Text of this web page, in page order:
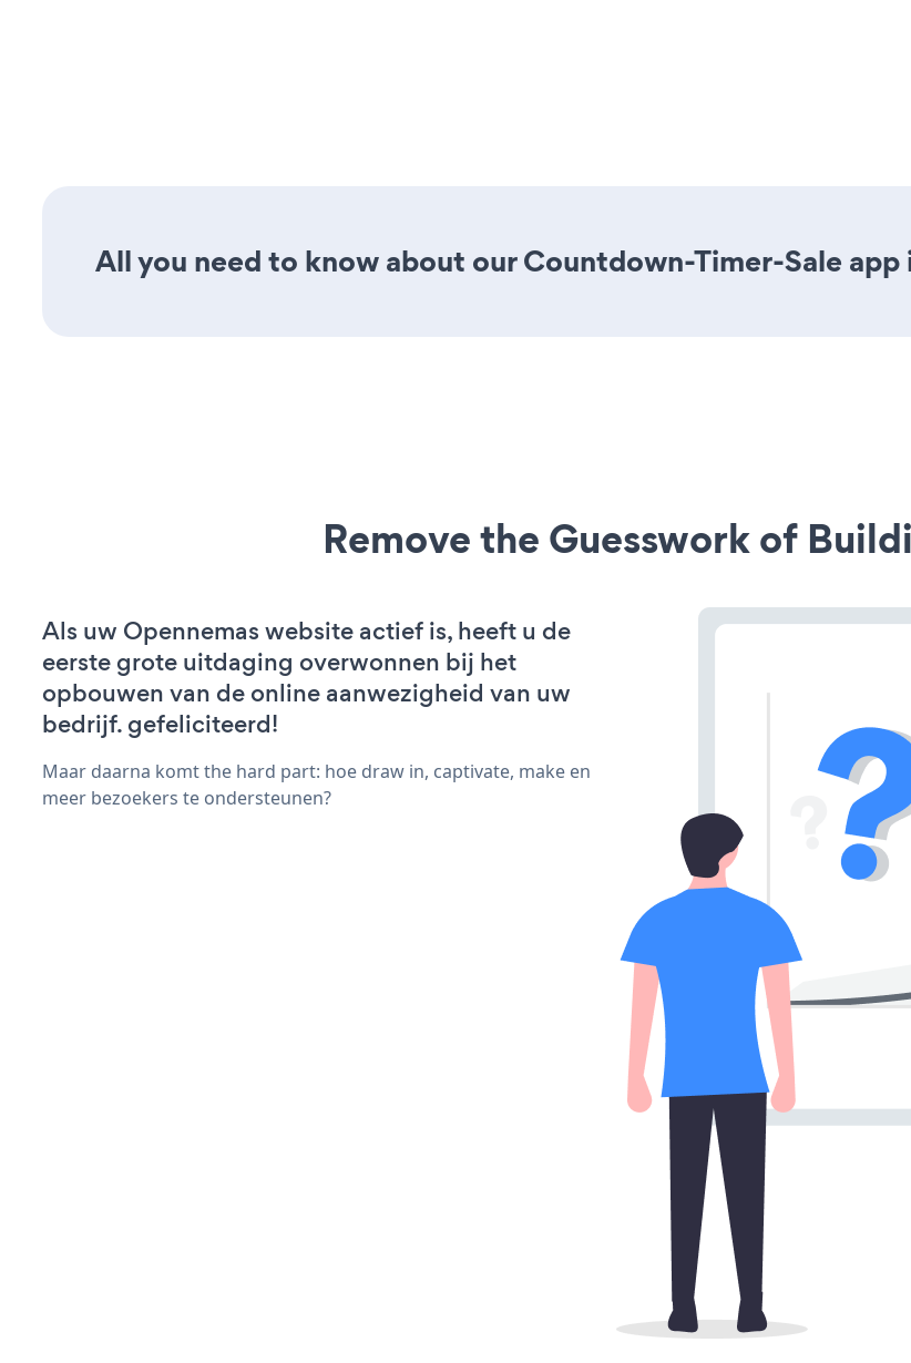
All you need to know about our Countdown-Timer-Sale app
Remove the Guesswork of
Als uw Opennemas website actief is, heeft u de
eerste grote uitdaging overwonnen bij het
opbouwen van de online aanwezigheid van uw
bedrijf. gefeliciteerd!
Maar daarna komt the hard part: hoe draw in, captivate, make en
meer bezoekers te ondersteunen?